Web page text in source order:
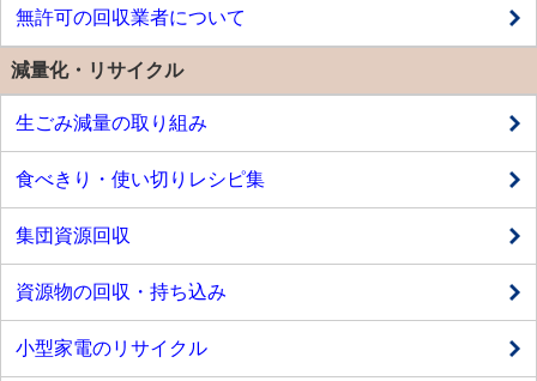
無許可の回収業者について
減量化・リサイクル
生ごみ減量の取り組み
食べきり・使い切りレシピ集
集団資源回収
資源物の回収・持ち込み
小型家電のリサイクル